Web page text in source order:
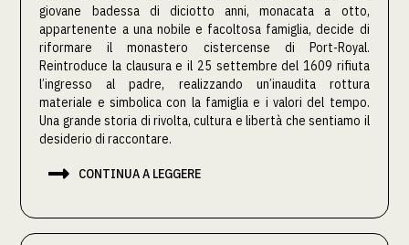
giovane badessa di diciotto anni, monacata a otto,
appartenente a una nobile e facoltosa famiglia, decide di
riformare il monastero cistercense di Port-Royal.
Reintroduce la clausura e il 25 settembre del 1609 rifiuta
l’ingresso al padre, realizzando un’inaudita rottura
materiale e simbolica con la famiglia e i valori del tempo.
Una grande storia di rivolta, cultura e libertà che sentiamo il
desiderio di raccontare.
 CONTINUA A LEGGERE